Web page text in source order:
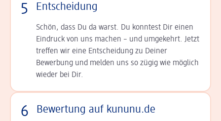
5 Entscheidung
Schön, dass Du da warst. Du konntest Dir einen
Ein­druck von uns machen – und umgekehrt. Jetzt
tref­fen wir eine Entscheidung zu Deiner
Bewerbung und melden uns so zügig wie möglich
wieder bei Dir.
6 Bewertung auf kununu.de